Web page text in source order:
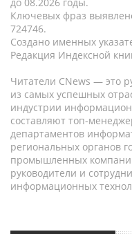
Ключевых фраз
724746.
Создано именных
Редакция Индексной
Читатели CNews — это
из самых успешных
индустрии
составляют топ-
департаментов
региональных органов
промышленных
руководители и
информационных